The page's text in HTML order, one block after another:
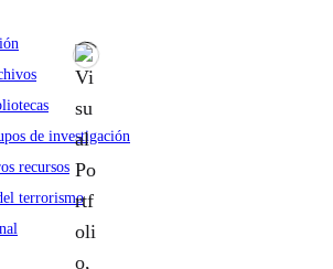
de investigación
recursos
terrorismo